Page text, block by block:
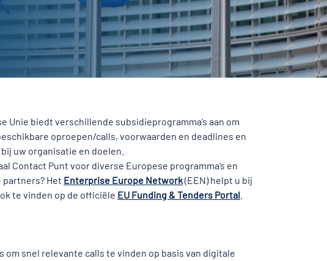
biedt verschillende subsidieprogramma’s aan om
oproepen/calls, voorwaarden en deadlines en
uw organisatie en doelen.
Contact Punt voor diverse Europese programma’s en
partners? Het Enterprise Europe Network(EEN) helpt u bij
te vinden op de officiële EU Funding & Tenders Portal
snel relevante calls te vinden op basis van digitale